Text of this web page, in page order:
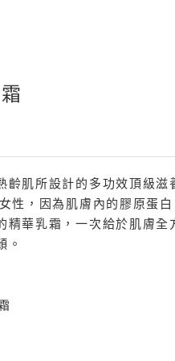
齡肌所設計的多功效頂級滋
性，因為肌膚內的膠原蛋
精華乳霜，一次給於肌膚
。